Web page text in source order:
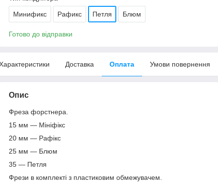
Минификс Рафикс Петля Блюм
Готово до відправки
Доставка Оплата Умови повернення
Опис
Фреза форстнера.
15 мм — Мініфікс
20 мм — Рафікс
25 мм — Блюм
35 — Петля
Фрези в комплекті з пластиковим обмежувачем.